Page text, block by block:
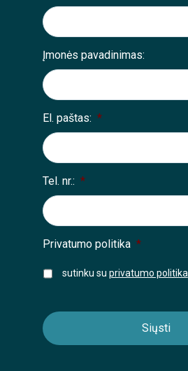
Įmonės pavadinimas:
El. paštas: *
Tel. nr.: *
Privatumo politika *
sutinku su privatumo politika